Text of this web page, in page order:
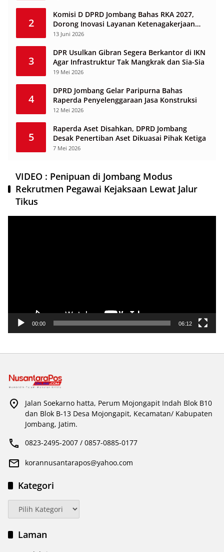
2
Komisi D DPRD Jombang Bahas RKA 2027,
Dorong Inovasi Layanan Ketenagakerjaan
Berbasis Desa
13 Juni 2026
3
DPR Usulkan Gibran Segera Berkantor di IKN
Agar Infrastruktur Tak Mangkrak dan Sia-Sia
19 Mei 2026
4
DPRD Jombang Gelar Paripurna Bahas
Raperda Penyelenggaraan Jasa Konstruksi
12 Mei 2026
5
Raperda Aset Disahkan, DPRD Jombang
Desak Penertiban Aset Dikuasai Pihak Ketiga
7 Mei 2026
VIDEO : Penipuan di Jombang Modus
Rekrutmen Pegawai Kejaksaan Lewat Jalur
Tikus
00:00 06:12
Jalan Soekarno hatta, Perum Mojongapit Indah Blok B10
dan Blok B-13 Desa Mojongapit, Kecamatan/ Kabupaten
Jombang, Jatim.
0823-2495-2007 / 0857-0885-0177
korannusantarapos@yahoo.com
Kategori
Kategori
Laman